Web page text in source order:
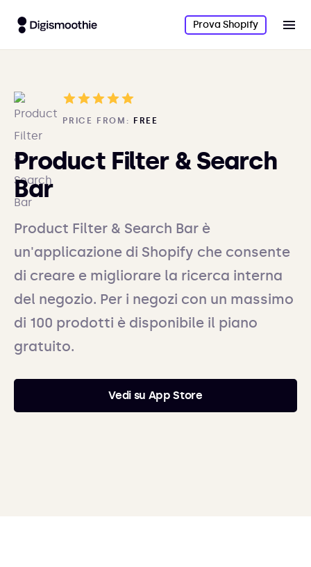
Prova Shopify
PRICE FROM: FREE
Product Filter & Search
Bar
Product Filter & Search Bar è
un'applicazione di Shopify che consente
di creare e migliorare la ricerca interna
del negozio. Per i negozi con un massimo
di 100 prodotti è disponibile il piano
gratuito.
Vedi su App Store